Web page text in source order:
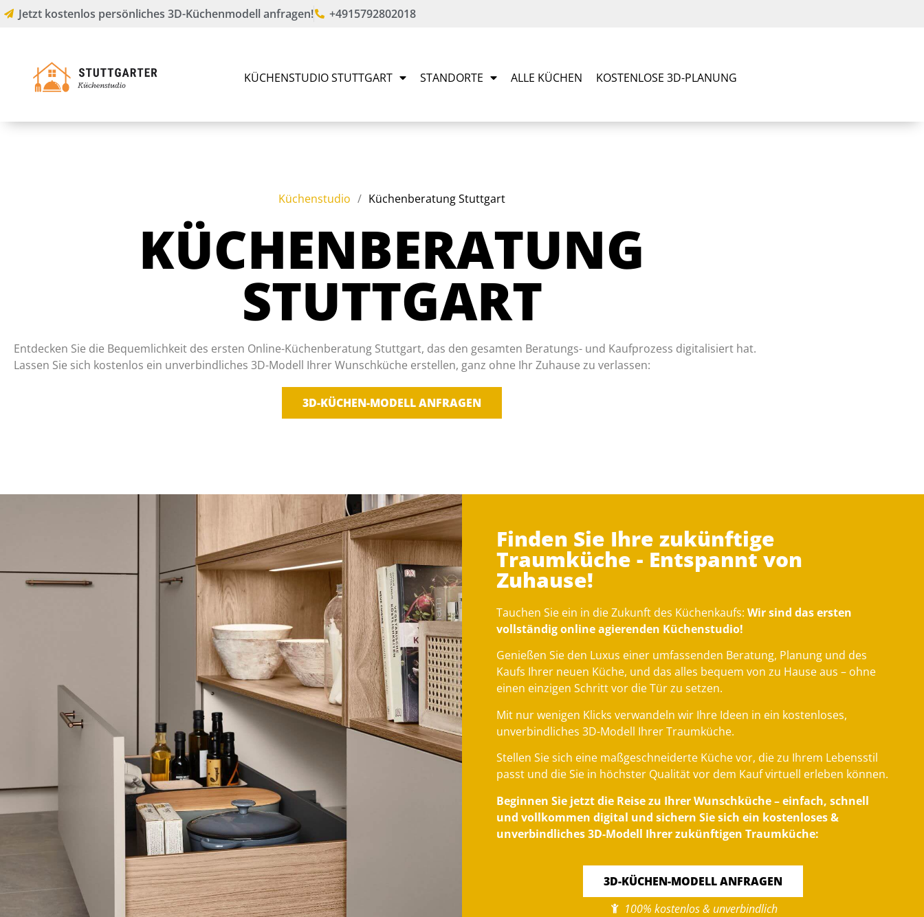
Jetzt kostenlos persönliches 3D-Küchenmodell anfragen! +4915792802018
KÜCHENSTUDIO STUTTGART STANDORTE ALLE KÜCHEN KOSTENLOSE 3D-PLANUNG
Küchenstudio / Küchenberatung Stuttgart
KÜCHENBERATUNG
STUTTGART
Entdecken Sie die Bequemlichkeit des ersten Online-Küchenberatung Stuttgart, das den gesamten Beratungs- und Kaufprozess digitalisiert hat.
Lassen Sie sich kostenlos ein unverbindliches 3D-Modell Ihrer Wunschküche erstellen, ganz ohne Ihr Zuhause zu verlassen:
3D-KÜCHEN-MODELL ANFRAGEN
Finden Sie Ihre zukünftige
Traumküche - Entspannt von
Zuhause!
Tauchen Sie ein in die Zukunft des Küchenkaufs: Wir sind das ersten
vollständig online agierenden Küchenstudio!
Genießen Sie den Luxus einer umfassenden Beratung, Planung und des
Kaufs Ihrer neuen Küche, und das alles bequem von zu Hause aus – ohne
einen einzigen Schritt vor die Tür zu setzen.
Mit nur wenigen Klicks verwandeln wir Ihre Ideen in ein kostenloses,
unverbindliches 3D-Modell Ihrer Traumküche.
Stellen Sie sich eine maßgeschneiderte Küche vor, die zu Ihrem Lebensstil
passt und die Sie in höchster Qualität vor dem Kauf virtuell erleben können.
Beginnen Sie jetzt die Reise zu Ihrer Wunschküche – einfach, schnell
und vollkommen digital und sichern Sie sich ein kostenloses &
unverbindliches 3D-Modell Ihrer zukünftigen Traumküche:
3D-KÜCHEN-MODELL ANFRAGEN
100% kostenlos & unverbindlich